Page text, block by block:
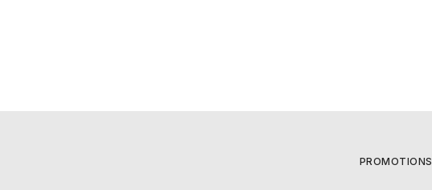
PROMOTIONS